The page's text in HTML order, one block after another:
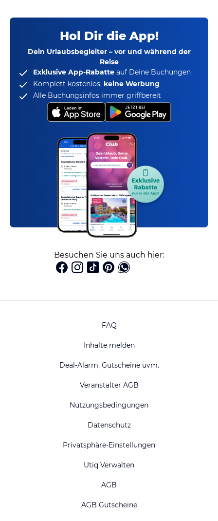
Hol Dir die App!
Dein Urlaubsbegleiter – vor und während der
Reise
Exklusive App-Rabatte auf Deine Buchungen
Komplett kostenlos, keine Werbung
Alle Buchungsinfos immer griffbereit
Besuchen Sie uns auch hier:
FAQ
Inhalte melden
Deal-Alarm, Gutscheine uvm.
Veranstalter AGB
Nutzungsbedingungen
Datenschutz
Privatsphäre-Einstellungen
Utiq Verwalten
AGB
AGB Gutscheine